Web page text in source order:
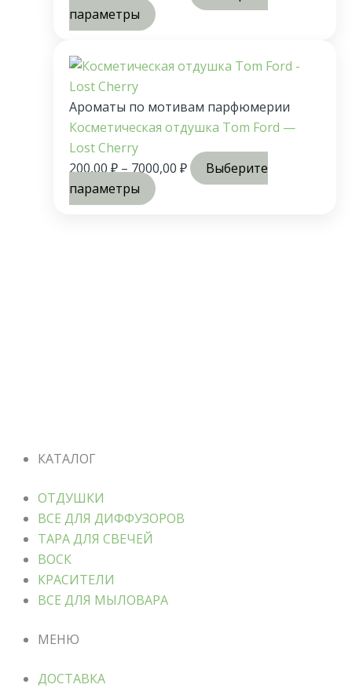
параметры
Ароматы по мотивам парфюмерии
Косметическая отдушка Tom Ford —
Lost Cherry
200,00₽–7000,00 ₽
Выберите
параметры
КАТАЛОГ
ОТДУШКИ
ВСЕ ДЛЯ ДИФФУЗОРОВ
ТАРА ДЛЯ СВЕЧЕЙ
ВОСК
КРАСИТЕЛИ
ВСЕ ДЛЯ МЫЛОВАРА
МЕНЮ
ДОСТАВКА